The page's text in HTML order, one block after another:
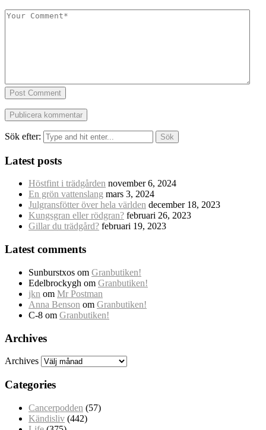
Post Comment
Sök efter:
Latest posts
Höstfint i trädgården november 6, 2024
En grön vattenslang mars 3, 2024
Julgransfötter över hela världen december 18, 2023
Kungsgran eller rödgran? februari 26, 2023
Gillar du trädgård? februari 19, 2023
Latest comments
Sunburstxos om Granbutiken!
Edelbrockygh om Granbutiken!
jkn om Mr Postman
Anna Benson om Granbutiken!
C-8 om Granbutiken!
Archives
Archives
Categories
Cancerpodden (57)
Kändisliv (442)